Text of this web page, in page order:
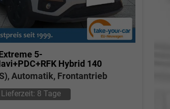
5-
Hybrid 140
Automatik, Frontantrieb
Lieferzeit: 8 Tage